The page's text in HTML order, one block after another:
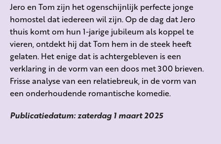
Jero en Tom zijn het ogenschijnlijk perfecte jonge
homostel dat iedereen wil zijn. Op de dag datJero
thuis komtom hun 1-jarige jubileum als koppel te
vieren, ontdekt hij dat Tom hem in de steek heeft
gelaten. Het enige dat is achtergebleven is een
verklaring in de vorm van een doos met 300 brieven.
Frisse analyse van een relatiebreuk, in de vorm van
een onderhoudende romantische komedie.
Publicatiedatum: zaterdag 1 maart 2025